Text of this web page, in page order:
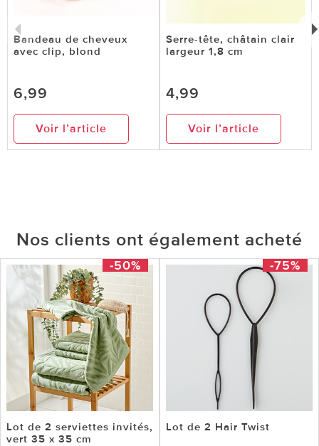
Bandeau de cheveux
avec clip, blond
6,99
Voir l’article
Serre-tête, châtain clair
largeur 1,8 cm
4,99
Voir l’article
Nos clients ont également acheté
-50%
Lot de 2 serviettes invités,
vert 35 x 35 cm
-75%
Lot de 2 Hair Twist